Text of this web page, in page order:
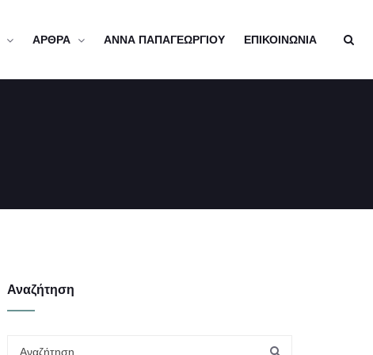
ΑΡΘΡΑ ΑΝΝΑ ΠΑΠΑΓΕΩΡΓΙΟΥ ΕΠΙΚΟΙΝΩΝΙΑ
Αναζήτηση